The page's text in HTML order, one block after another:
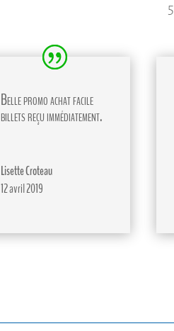
Belle promo achat facile
billets reçu immédiatement.
Lisette Croteau
12 avril 2019